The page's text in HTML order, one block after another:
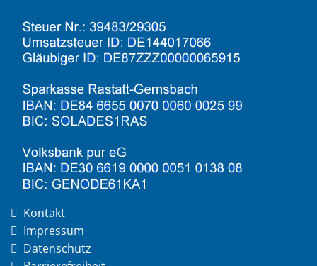
Kontakt
Impressum
Datenschutz